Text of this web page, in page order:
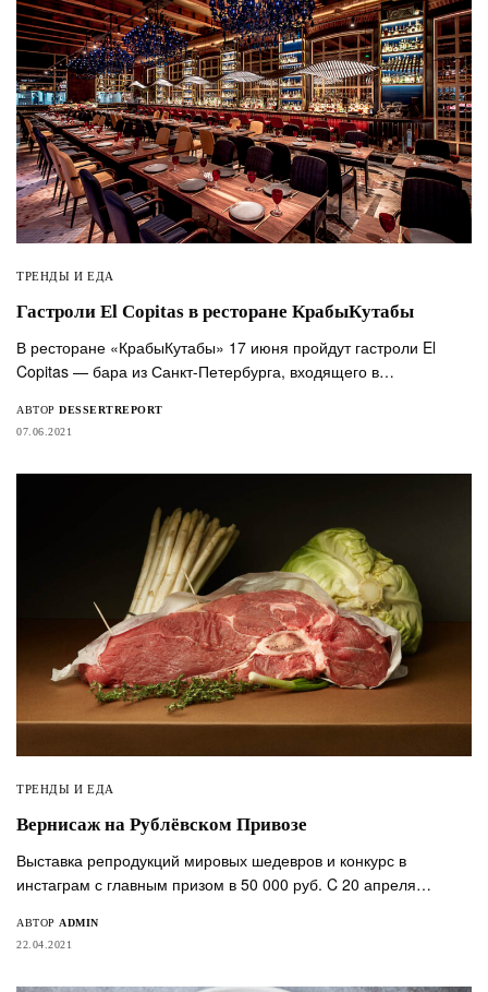
ТРЕНДЫ И ЕДА
Гастроли El Copitas в ресторане КрабыКутабы
В ресторане «КрабыКутабы» 17 июня пройдут гастроли El
Copitas — бара из Санкт-Петербурга, входящего в…
АВТОР DESSERTREPORT
07.06.2021
ТРЕНДЫ И ЕДА
Вернисаж на Рублёвском Привозе
Выставка репродукций мировых шедевров и конкурс в
инстаграм с главным призом в 50 000 руб. C 20 апреля…
АВТОР ADMIN
22.04.2021